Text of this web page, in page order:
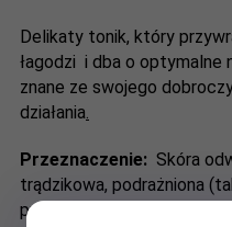
Delikaty tonik, który
łagodzi i dba o optymalne
znane ze swojego
działania
Przeznaczenie: Skóra
trądzikowa, podrażniona
przeciwtrądzikowymi),